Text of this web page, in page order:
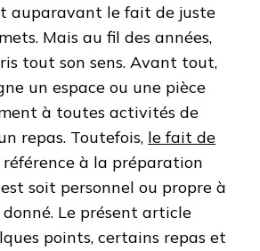
auparavant le fait de juste
Mais au fil des années,
tout son sens. Avant tout,
un espace ou une pièce
à toutes activités de
repas. Toutefois, le fait de
référence à la préparation
soit personnel ou propre à
Le présent article
points, certains repas et